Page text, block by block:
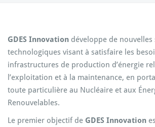
GDES Innovation développe de
technologiques visant à satisfaire les
infrastructures de production d’énergie
l’exploitation et à la maintenance, en
toute particulière au Nucléaire et aux
Renouvelables.
Le premier objectif de GDES Innovation